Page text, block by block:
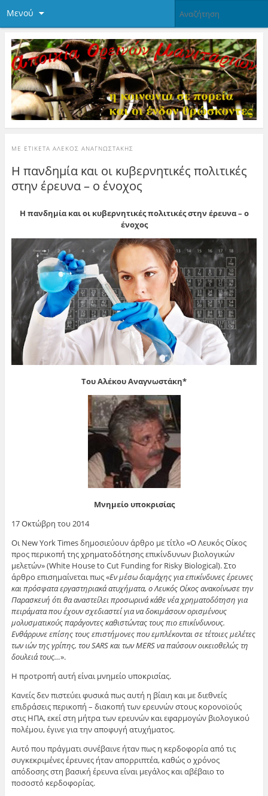
Μενού
ΜΕ ΕΤΙΚΈΤΑ ΑΛΈΚΟΣ ΑΝΑΓΝΩΣΤΆΚΗΣ
Η πανδημία και οι κυβερνητικές πολιτικές
στην έρευνα – ο ένοχος
Η πανδημία και οι κυβερνητικές πολιτικές στην έρευνα – ο
ένοχος
Του Αλέκου Αναγνωστάκη*
Μνημείο υποκρισίας
17 Οκτώβρη του 2014
Οι New York Times δημοσιεύουν άρθρο με τίτλο «Ο Λευκός Οίκος
προς περικοπή της χρηματοδότησης επικίνδυνων βιολογικών
μελετών» (White House to Cut Funding for Risky Biological). Στο
άρθρο επισημαίνεται πως «Εν μέσω διαμάχης για επικίνδυνες έρευνες
και πρόσφατα εργαστηριακά ατυχήματα, ο Λευκός Οίκος ανακοίνωσε την
Παρασκευή ότι θα αναστείλει προσωρινά κάθε νέα χρηματοδότηση για
πειράματα που έχουν σχεδιαστεί για να δοκιμάσουν ορισμένους
μολυσματικούς παράγοντες καθιστώντας τους πιο επικίνδυνους.
Ενθάρρυνε επίσης τους επιστήμονες που εμπλέκονται σε τέτοιες μελέτες
των ιών της γρίπης, του SARS και των MERS να παύσουν οικειοθελώς τη
δουλειά τους…».
Η προτροπή αυτή είναι μνημείο υποκρισίας.
Κανείς δεν πιστεύει φυσικά πως αυτή η βίαιη και με διεθνείς
επιδράσεις περικοπή – διακοπή των ερευνών στους κορονοϊούς
στις ΗΠΑ, εκεί στη μήτρα των ερευνών και εφαρμογών βιολογικού
πολέμου, έγινε για την αποφυγή ατυχήματος.
Αυτό που πράγματι συνέβαινε ήταν πως η κερδοφορία από τις
συγκεκριμένες έρευνες ήταν απορριπτέα, καθώς ο χρόνος
απόδοσης στη βασική έρευνα είναι μεγάλος και αβέβαιο το
ποσοστό κερδοφορίας.